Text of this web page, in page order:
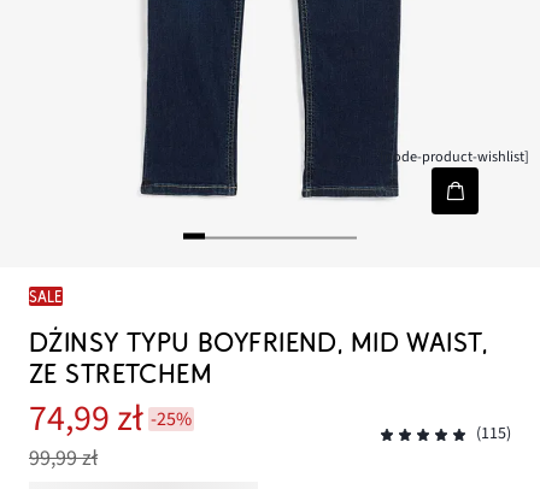
[node-product-wishlist]
SALE
DŻINSY TYPU BOYFRIEND, MID WAIST,
ZE STRETCHEM
74,99 zł -25%
99,99 zł
(115)